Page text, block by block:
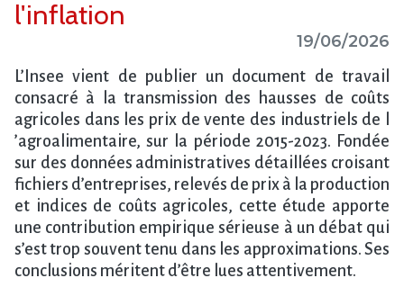
l'inflation
19/06/2026
L​‌’Insee vient de publier un document de travail
consacré à la transmission des hausses de coûts
agricoles dans les prix de vente des industriels de l​
‌’agroalimentaire, sur la période 2015-2023. Fondée
sur des données administratives détaillées croisant
fichiers d​‌’entreprises, relevés de prix à la production
et indices de coûts agricoles, cette étude apporte
une contribution empirique sérieuse à un débat qui
s​‌’est trop souvent tenu dans les approximations. Ses
conclusions méritent d​‌’être lues attentivement.